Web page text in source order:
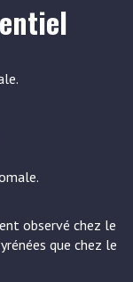
observé chez le
que chez le